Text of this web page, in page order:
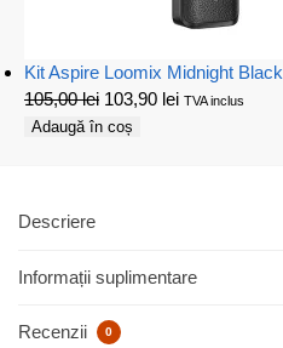
Kit Aspire Loomix Midnight Black
105,00lei 103,90 lei TVA inclus
Adaugă în coș
Descriere
Informații suplimentare
Recenzii 0